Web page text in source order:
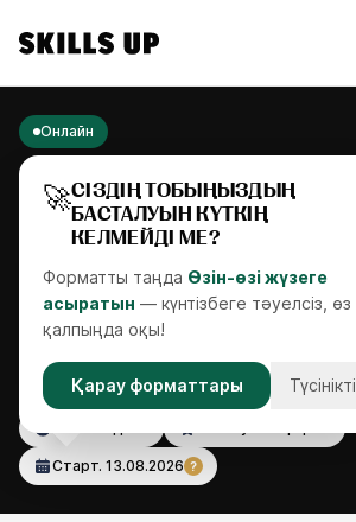
Онлайн
СУРЕТШІ ШЕБЕРІ
Старт. 13.08.2026 ?
🚀СІЗДІҢ ТОБЫҢЫЗДЫҢ
БАСТАЛУЫН КҮТКІҢ
КЕЛМЕЙДІ МЕ?
Форматты таңда Өзін-өзі жүзеге
асыратын — күнтізбеге тәуелсіз, өз
қалпыңда оқы!
Қарау форматтары Түсінікті